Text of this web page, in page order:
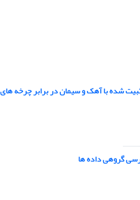
شده با آهک و سیمان در برابر چرخه
گروهی داده ها